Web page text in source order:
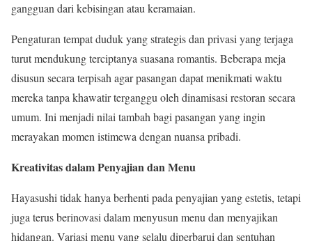
gangguan dari kebisingan atau keramaian.
Pengaturan tempat duduk yang strategis dan privasi yang terjaga
turut mendukung terciptanya suasana romantis. Beberapa meja
disusun secara terpisah agar pasangan dapat menikmati waktu
mereka tanpa khawatir terganggu oleh dinamisasi restoran secara
umum. Ini menjadi nilai tambah bagi pasangan yang ingin
merayakan momen istimewa dengan nuansa pribadi.
Kreativitas dalam Penyajian dan Menu
Hayasushi tidak hanya berhenti pada penyajian yang estetis, tetapi
juga terus berinovasi dalam menyusun menu dan menyajikan
hidangan. Variasi menu yang selalu diperbarui dan sentuhan